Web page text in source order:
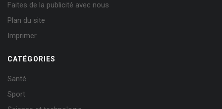
Faites de la publicité avec nous
Plan du site
Imprimer
CATÉGORIES
Santé
Sport